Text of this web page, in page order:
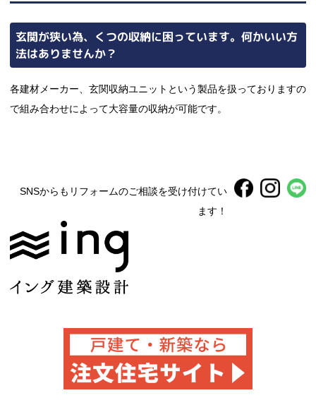
玄関が狭い為、くつの収納に困っています。何かいい方
法はありませんか？
各建材メーカー、玄関収納ユニットという製品を扱っておりますの
で組み合わせによって大容量の収納が可能です。
SNSからもリフォームのご相談を受け付けてい
ます！